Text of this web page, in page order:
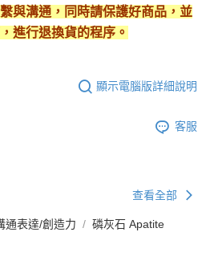
與溝通，同時請保護好商品，並
進行退換貨的程序。
顯示電腦版詳細說明
客服
查看全部
通表達/創造力 磷灰石 Apatite